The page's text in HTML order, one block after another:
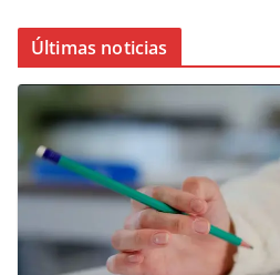
Últimas noticias